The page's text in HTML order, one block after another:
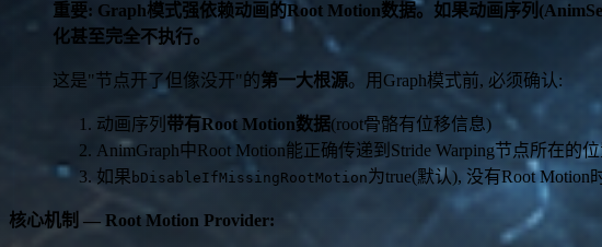
重要: Graph模式强依赖动画的Root Motion数据。如果动画序列
化甚至完全不执行。
这是"节点开了但像没开"的第一大根源。用Graph模式前, 必须确认:
动画序列 带有Root Motion数据(root骨骼有位移信息)
AnimGraph中Root Motion能正确传递到Stride Warping节点所在的
如果 bDisableIfMissingRootMotion为true(默认), 没有Root Motion
核心机制 — Root Motion Provider: